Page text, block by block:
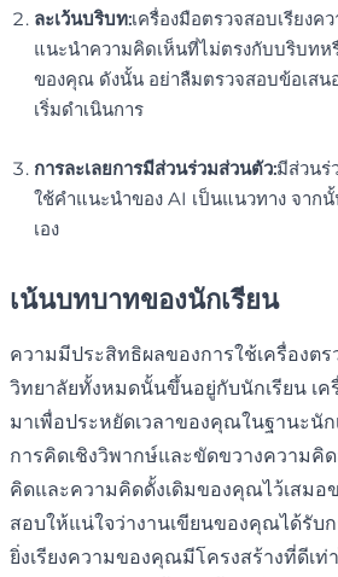
ละเว้นบริบท:เครื่องมือตรวจสอบเรียงค
แนะนำความคิดเห็นที่ไม่ตรงกับบริบทห
ของคุณ ดังนั้น อย่าลืมตรวจสอบข้อเส
เริ่มดำเนินการ
การละเลยการมีส่วนร่วมส่วนตัว:มีส่วนร่
ใช้คำแนะนำของ AI เป็นแนวทาง จาก
เอง
เน้นบทบาทของนักเรียน
ความมีประสิทธิผลของการใช้เครื่องตร
วิทยาลัยทั้งหมดนั้นขึ้นอยู่กับนักเรียน เค
มาเพื่อประหยัดเวลาของคุณในฐานะนั
การคิดเชิงวิพากษ์และขัดขวางความคิ
คิดและความคิดดั้งเดิมของคุณไว้เสมอ
สอบให้แน่ใจว่างานเขียนของคุณได้รับ
ยิ่งเรียงความของคุณมีโครงสร้างที่ดีเท่